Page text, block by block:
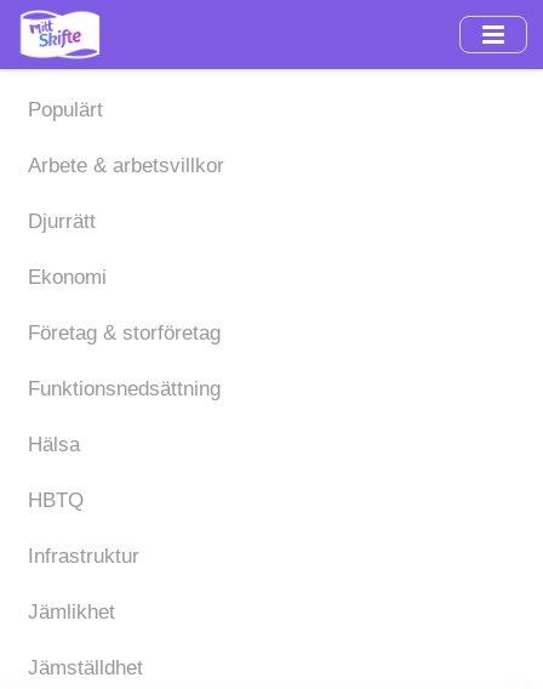
Hoppa
huvudinnehåll
Populärt
Arbete & arbetsvillkor
Djurrätt
Ekonomi
Företag & storföretag
Funktionsnedsättning
Hälsa
HBTQ
Infrastruktur
Jämlikhet
Jämställdhet